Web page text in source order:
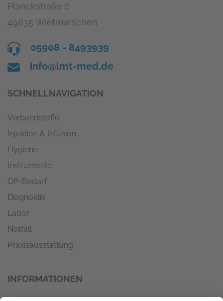
Planckstraße 6
49835 Wietmarschen
05908 - 8493939
info@lmt-med.de
SCHNELLNAVIGATION
Verbandstoffe
Injektion & Infusion
Hygiene
Instrumente
OP-Bedarf
Diagnostik
Labor
Notfall
Praxisausstattung
INFORMATIONEN